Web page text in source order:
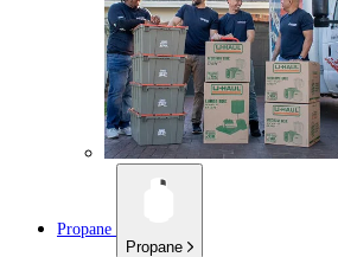
Propane
Propane